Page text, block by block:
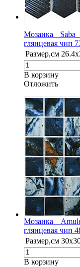
Мозаика
глянцевая чип
Размер,см
В корзину
Oтложить
Мозаика
глянцевая чип
Размер,см
В корзину